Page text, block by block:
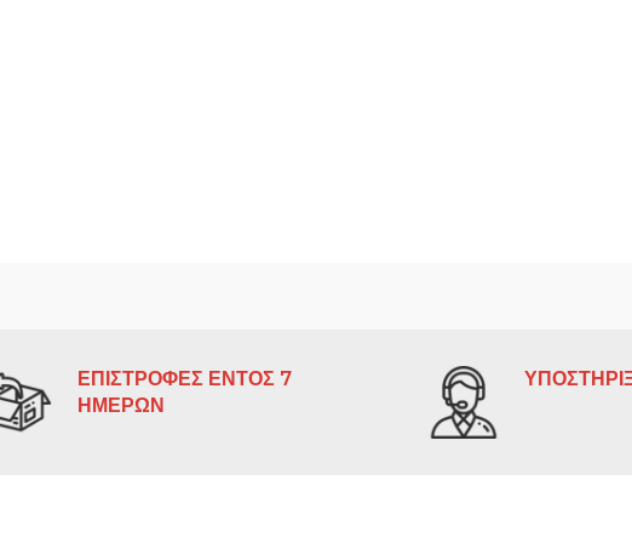
ΕΠΙΣΤΡΟΦΕΣ ΕΝΤΟΣ 7
ΗΜΕΡΩΝ